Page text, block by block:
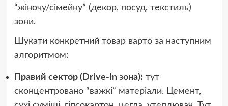
“жіночу/сімейну” (декор, посуд, текстиль)
зони.
Шукати конкретний товар варто за наступним
алгоритмом:
Правий сектор (Drive-In зона): тут
сконцентровано “важкі” матеріали. Цемент,